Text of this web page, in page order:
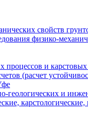
свойств
физико-
процессов и
(расчет
геологических и
карстологические,